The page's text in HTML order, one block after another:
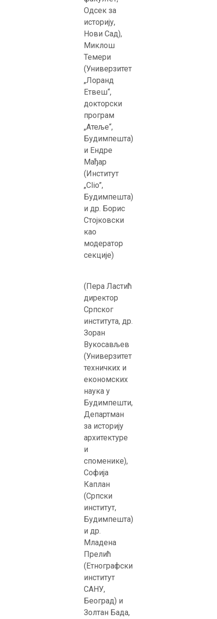
Одсек за
историју,
Нови Сад),
Миклош
Темери
(Универзитет
„Лоранд
Етвеш“,
докторски
програм
„Атеље“,
Будимпешта)
и Ендре
Мађар
(Институт
„Clio”,
Будимпештa)
и др. Борис
Стојковски
као
модератор
секције)
(Пера Ластић
директор
Српског
института, др.
Зоран
Вукосављев
(Универзитет
техничких и
економских
наука у
Будимпешти,
Департман
за историју
архитектype
и
споменике),
Софија
Каплан
(Српски
институт,
Будимпешта)
и др.
Младена
Прелић
(Етнографски
институт
САНУ,
Београд) и
Золтан Бада,